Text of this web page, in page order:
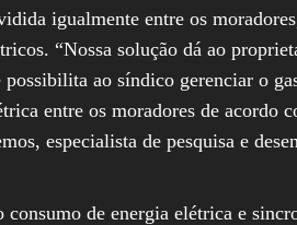
igualmente entre os
“Nossa solução dá ao
ao síndico gerenciar o
entre os moradores de acordo
especialista de pesquisa e
de energia elétrica e